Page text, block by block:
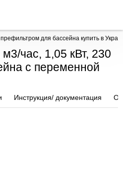
префильтром для бассейна купить в
час, 1,05 кВт, 230
с переменной
Инструкция/ документация